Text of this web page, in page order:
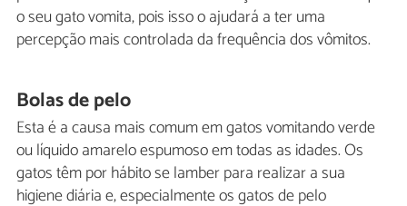
o seu gato vomita, pois isso o ajudará a ter uma
percepção mais controlada da frequência dos vômitos.
Bolas de pelo
Esta é a causa mais comum em gatos vomitando verde
ou líquido amarelo espumoso em todas as idades. Os
gatos têm por hábito se lamber para realizar a sua
higiene diária e, especialmente os gatos de pelo